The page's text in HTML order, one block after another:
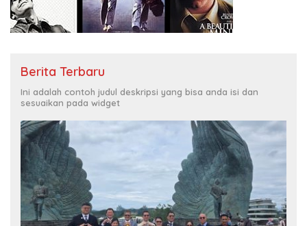
Berita Terbaru
Ini adalah contoh judul deskripsi yang bisa anda isi dan
sesuaikan pada widget